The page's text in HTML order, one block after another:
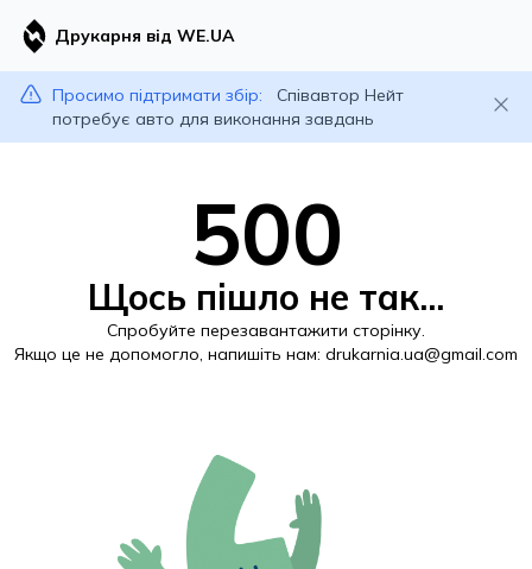
Друкарня від WE.UA
Просимо підтримати збір:
Співавтор Нейт
потребує авто для виконання завдань
500
Щось пішло не так...
Спробуйте перезавантажити сторінку.
Якщо це не допомогло, напишіть нам: drukarnia.ua@gmail.com